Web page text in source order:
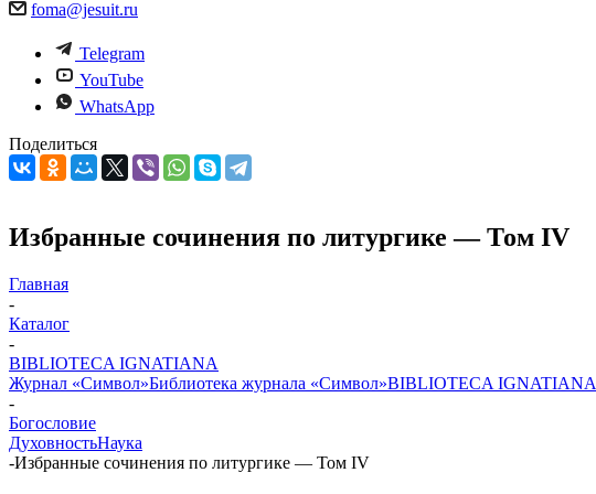
foma@jesuit.ru
Telegram
YouTube
WhatsApp
Поделиться
Избранные сочинения по литургике — Том IV
Главная
-
Каталог
-
BIBLIOTECA IGNATIANA
Журнал «Символ»Библиотека журнала «Символ»BIBLIOTECA IGNATIANA
-
Богословие
ДуховностьНаука
-Избранные сочинения по литургике — Том IV